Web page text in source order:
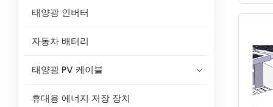
태양광 인버터
자동차 배터리
태양광 PV 케이블
휴대용 에너지 저장 장치